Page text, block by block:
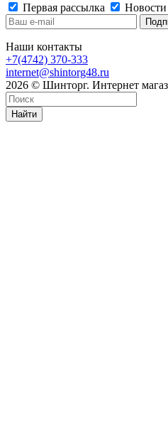
Первая рассылка
Новости
Наши контакты
+7(4742) 370-333
internet@shintorg48.ru
2026 © Шинторг. Интернет
Найти